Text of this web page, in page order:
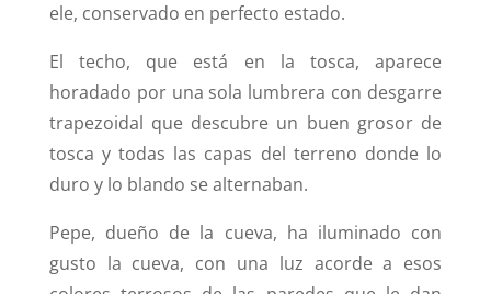
ele, conservado en perfecto estado.
El techo, que está en la tosca, aparece
horadado por una sola lumbrera con desgarre
trapezoidal que descubre un buen grosor de
tosca y todas las capas del terreno donde lo
duro y lo blando se alternaban.
Pepe, dueño de la cueva, ha iluminado con
gusto la cueva, con una luz acorde a esos